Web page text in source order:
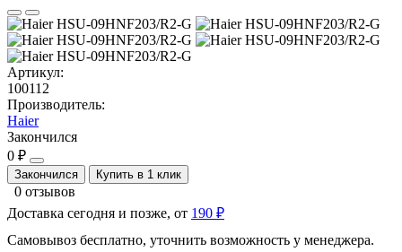
Артикул:
100112
Производитель:
Haier
Закончился
0 ₽
Закончился Купить в 1 клик
0 отзывов
Доставка сегодня и позже, от 190 ₽
Самовывоз бесплатно, уточнить возможность у менеджера.